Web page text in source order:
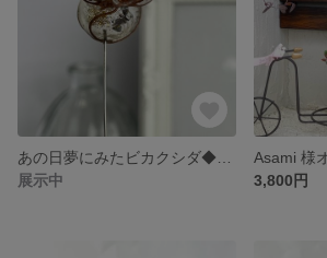
展示中
3,800円